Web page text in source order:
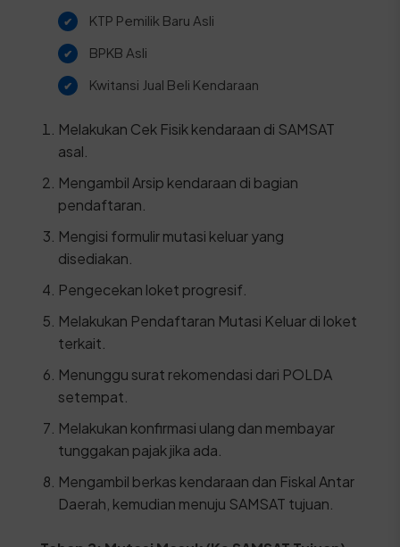
KTP Pemilik Baru Asli
BPKB Asli
Kwitansi Jual Beli Kendaraan
Melakukan Cek Fisik kendaraan di SAMSAT
asal.
Mengambil Arsip kendaraan di bagian
pendaftaran.
Mengisi formulir mutasi keluar yang
disediakan.
Pengecekan loket progresif.
Melakukan Pendaftaran Mutasi Keluar di loket
terkait.
Menunggu surat rekomendasi dari POLDA
setempat.
Melakukan konfirmasi ulang dan membayar
tunggakan pajak jika ada.
Mengambil berkas kendaraan dan Fiskal Antar
Daerah, kemudian menuju SAMSAT tujuan.